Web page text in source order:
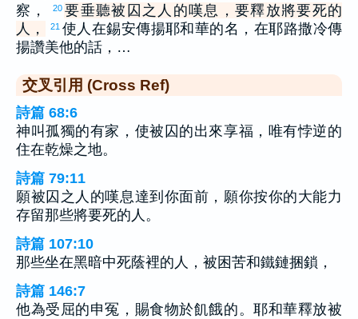
察，
20 要垂聽被囚之人的嘆息，要釋放將要死的
人，
21 使人在錫安傳揚耶和華的名，在耶路撒冷傳
揚讚美他的話，…
交叉引用 (Cross Ref)
詩篇 68:6
神叫孤獨的有家，使被囚的出來享福，唯有悖逆的
住在乾燥之地。
詩篇 79:11
願被囚之人的嘆息達到你面前，願你按你的大能力
存留那些將要死的人。
詩篇 107:10
那些坐在黑暗中死蔭裡的人，被困苦和鐵鏈捆鎖，
詩篇 146:7
他為受屈的申冤，賜食物於飢餓的。耶和華釋放被